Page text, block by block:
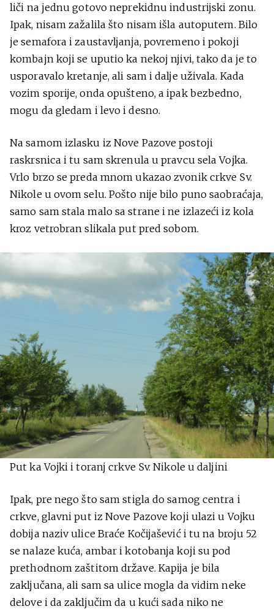
liči na jednu gotovo neprekidnu industrijski zonu.
Ipak, nisam zažalila što nisam išla autoputem. Bilo
je semafora i zaustavljanja, povremeno i pokoji
kombajn koji se uputio ka nekoj njivi, tako da je to
usporavalo kretanje, ali sam i dalje uživala. Kada
vozim sporije, onda opušteno, a ipak bezbedno,
mogu da gledam i levo i desno.
Na samom izlasku iz Nove Pazove postoji
raskrsnica i tu sam skrenula u pravcu sela Vojka.
Vrlo brzo se preda mnom ukazao zvonik crkve Sv.
Nikole u ovom selu. Pošto nije bilo puno saobraćaja,
samo sam stala malo sa strane i ne izlazeći iz kola
kroz vetrobran slikala put pred sobom.
Put ka Vojki i toranj crkve Sv. Nikole u daljini
Ipak, pre nego što sam stigla do samog centra i
crkve, glavni put iz Nove Pazove koji ulazi u Vojku
dobija naziv ulice Braće Kočijašević i tu na broju 52
se nalaze kuća, ambar i kotobanja koji su pod
prethodnom zaštitom države. Kapija je bila
zaključana, ali sam sa ulice mogla da vidim neke
delove i da zaključim da u kući sada niko ne